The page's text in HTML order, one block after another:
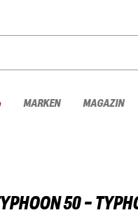
MARKEN MAGAZIN
50 -